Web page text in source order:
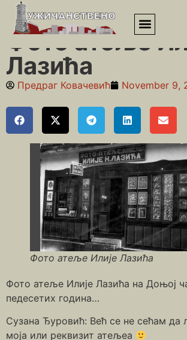
Почетна»Дрварски пијац» Фото атеље
Фото атеље
Лазића
Предраг Ковачевић November 9,
Фото атеље Илије Лазића
Фото атеље Илије Лазића на Доњој
педесетих година…
Сузана Ђуровић: Већ се не сећам да
моја или реквизит атељеа